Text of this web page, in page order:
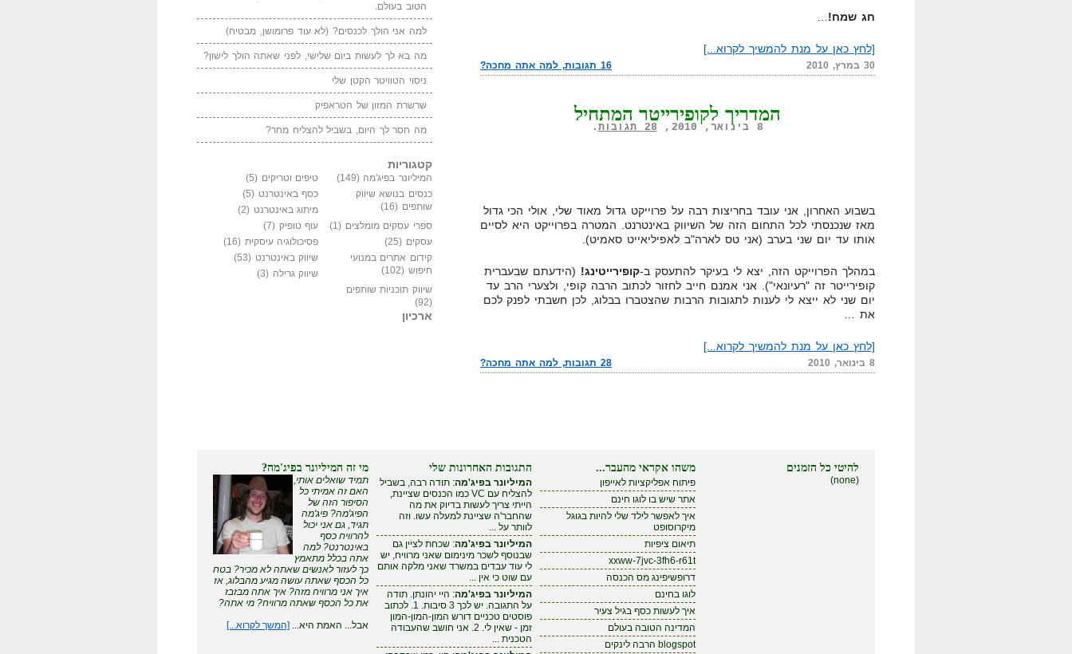
חג שמח!
[לחץ כאן על מנת להמשיך לקרוא...]
16 תגובות, למה אתה מחכה? 30 במרץ, 2010
המדריך לקופירייטר המתחיל
8 בינואר, 2010, 28 תגובות .
בשבוע האחרון, אני עובד בחריצות רבה על פרוייקט גדול מאוד שלי, אולי הכי גדול
מאז שנכנסתי לכל התחום הזה של השיווק באינטרנט. המטרה בפרוייקט היא לסיים
אותו עד יום שני בערב (אני טס לארה"ב לאפיליאייט סאמיט).
במהלך הפרוייקט הזה, יצא לי בעיקר להתעסק ב-קופירייטינג! (הידעתם שבעברית
קופירייטר זה "רעיונאי"). אני אמנם חייב לחזור לכתוב הרבה קופי, ולצערי הרב עד
יום שני לא ייצא לי לענות לתגובות הרבות שהצטברו בבלוג, לכן חשבתי לפנק לכם
את …
[לחץ כאן על מנת להמשיך לקרוא...]
28 תגובות, למה אתה מחכה? 8 בינואר, 2010
הטוב בעולם.
למה אני הולך לכנסים? (לא עוד פרומושן, מבטיח)
מה בא לך לעשות ביום שלישי, לפני שאתה הולך לישון?
ניסוי הטוויטר הקטן שלי
שרשרת המזון של הטראפיק
מה חסר לך היום, בשביל להצליח מחר?
קטגוריות
המיליונר בפיג'מה (149) טיפים וטריקים (5)
כנסים בנושא שיווק
שותפים (16)
כסף באינטרנט (5)
מיתוג באינטרנט (2)
ספרי עסקים מומלצים (1) עוף טופיק (7)
עסקים (25) פסיכולוגיה עיסקית (16)
קידום אתרים במנועי
חיפוש (102)
שיווק באינטרנט (53)
שיווק גרילה (3)
שיווק תוכניות שותפים
(92)
ארכיון
להיטי כל הזמנים
(none)
משהו אקראי מהעבר...
פיתוח אפליקציות לאייפון
אתר שיש בו לוגו חינם
איך לאפשר לילד שלי להיות בגוגל
מיקרוסופט
תיאום ציפיות
xxww-7jvc-3fh6-r61t
דרופשיפינג מס הכנסה
לוגו בחינם
איך לעשות כסף בגיל צעיר
המדינה הטובה בעולם
blogspot הרבה לינקים
התגובות האחרונות שלי
המיליונר בפיג'מה: תודה רבה, בשביל
להצליח עם VC כמו הכנסים שציינת,
הייתי צריך לעשות בדיוק את מה
שהחבר'ה שציינת למעלה עשו. וזה
לוותר על ...
המיליונר בפיג'מה: שכחת לציין גם
שבנוסף לשכר מינימום שאני מרוויח, יש
לי עוד עבדים במשרד שאני מלקה אותם
עם שוט כי אין ...
המיליונר בפיג'מה: היי יהונתן. תודה
על התגובה. יש לכך 3 סיבות. 1. לכתוב
פוסטים טכניים דורש המון-המון-המון
זמן - שאין לי. 2. אני חושב שהעבודה
הטכנית ...
מי זה המיליונר בפיג'מה?
תמיד שואלים אותי,
האם זה אמיתי כל
הסיפור הזה של
הפיג'מה? פיג'מה
תגיד, גם אני יכול
להרוויח כסף
באינטרנט? למה
אתה בכלל מתאמץ
כך לעזור לאנשים שאתה לא מכיר? בטח
כל הכסף שאתה עושה מגיע מהבלוג, אז
איך אני מרוויח מזה? איך אתה מבזבז
את כל הכסף שאתה מרוויח? מי אתה?
אבל... האמת היא... [המשך לקרוא...]